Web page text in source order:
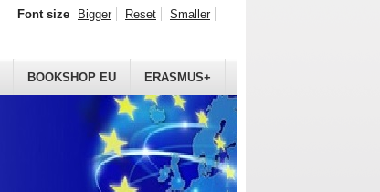
BOOKSHOP EU ERASMUS+
Font size Bigger Reset Smaller